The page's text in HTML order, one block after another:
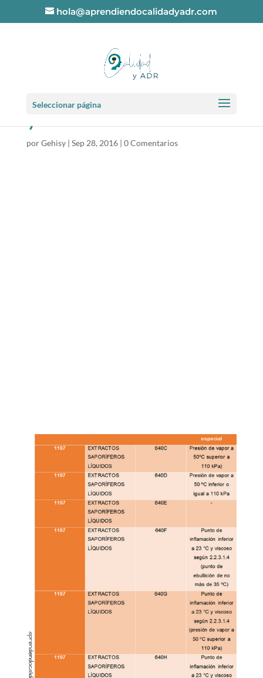
hola@aprendiendocalidadyadr.com
Seleccionar página
aprendiendocalidad
yadr-com
porGehisy| Sep 28, 2016| 0 Comentarios